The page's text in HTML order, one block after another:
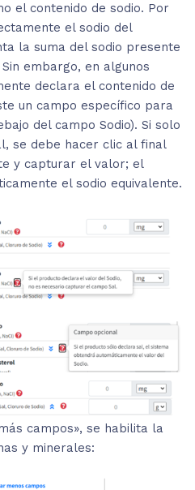
el contenido de sodio. Por
el sodio del
la suma del sodio presente
embargo, en algunos
declara el contenido de
un campo específico para
del campo Sodio). Si solo
se debe hacer clic al final
y capturar el valor; el
el sodio equivalente.
campos», se habilita la
y minerales: